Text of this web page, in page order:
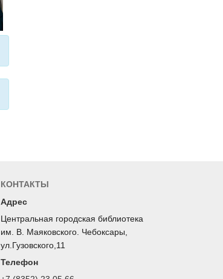
КОНТАКТЫ
Адрес
Центральная городская библиотека
им. В. Маяковского. Чебоксары,
ул.Гузовского,11
Телефон